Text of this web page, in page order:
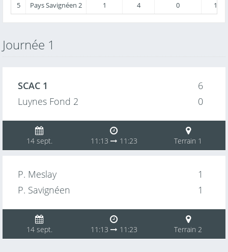
5
Pays Savignéen 2 1 4 0 1
Journée 1
SCAC 1
Luynes Fond 2
6
0
14 sept. 11:13 11:23 Terrain 1
P. Meslay
P. Savignéen
1
1
14 sept. 11:13 11:23 Terrain 2